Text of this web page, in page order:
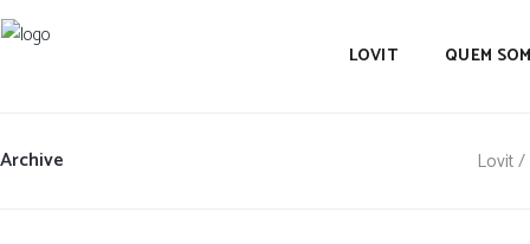
LOVIT QUEM
Archive Lovit/